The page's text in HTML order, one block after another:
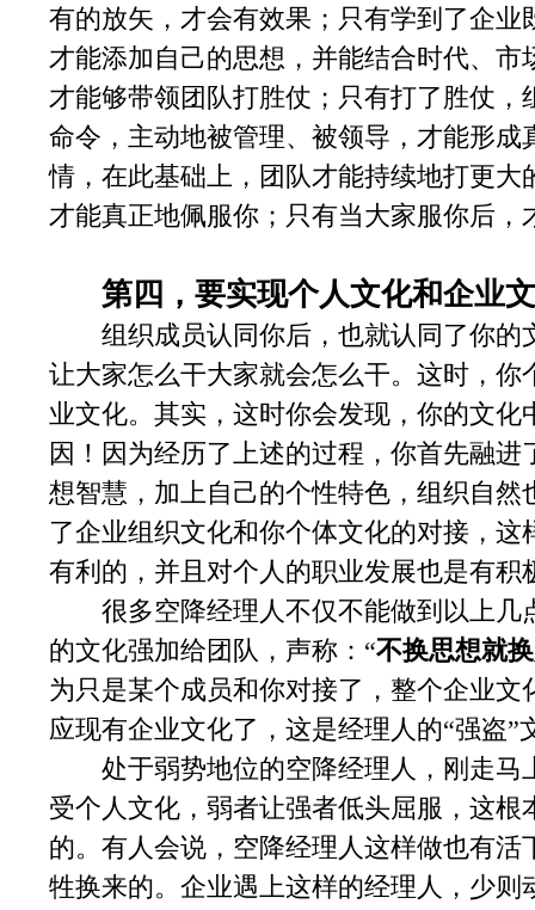
有的放矢，才会有效果；只有学到了企
才能添加自己的思想，并能结合时代、
才能够带领团队打胜仗；只有打了胜仗
命令，主动地被管理、被领导，才能形
情，在此基础上，团队才能持续地打更
才能真正地佩服你；只有当大家服你后
第四，要实现个人文化和企业
组织成员认同你后，也就认同了你的
让大家怎么干大家就会怎么干。这时，
业文化。其实，这时你会发现，你的文
因！因为经历了上述的过程，你首先融
想智慧，加上自己的个性特色，组织自
了企业组织文化和你个体文化的对接，
有利的，并且对个人的职业发展也是有积
很多空降经理人不仅不能做到以上几
的文化强加给团队，声称：“不换思想就
为只是某个成员和你对接了，整个企业
应现有企业文化了，这是经理人的“强盗”
处于弱势地位的空降经理人，刚走马
受个人文化，弱者让强者低头屈服，这
的。有人会说，空降经理人这样做也有
牲换来的。企业遇上这样的经理人，少